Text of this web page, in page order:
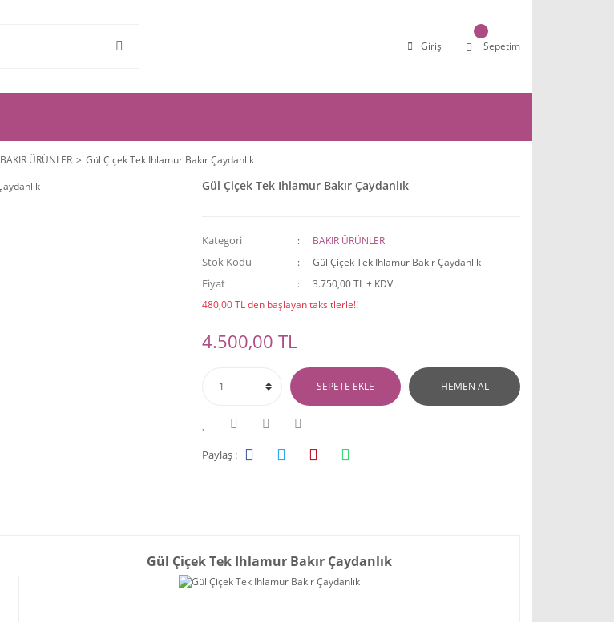
Giriş Sepetim
BAKIR ÜRÜNLER Gül Çiçek Tek Ihlamur Bakır Çaydanlık
Gül Çiçek Tek Ihlamur Bakır Çaydanlık
Kategori BAKIR ÜRÜNLER
Stok Kodu Gül Çiçek Tek Ihlamur Bakır Çaydanlık
Fiyat
3.750,00 TL + KDV
480,00 TL den başlayan taksitlerle!!
4.500,00 TL
SEPETE EKLE HEMEN AL
Paylaş :
Gül Çiçek Tek Ihlamur Bakır Çaydanlık